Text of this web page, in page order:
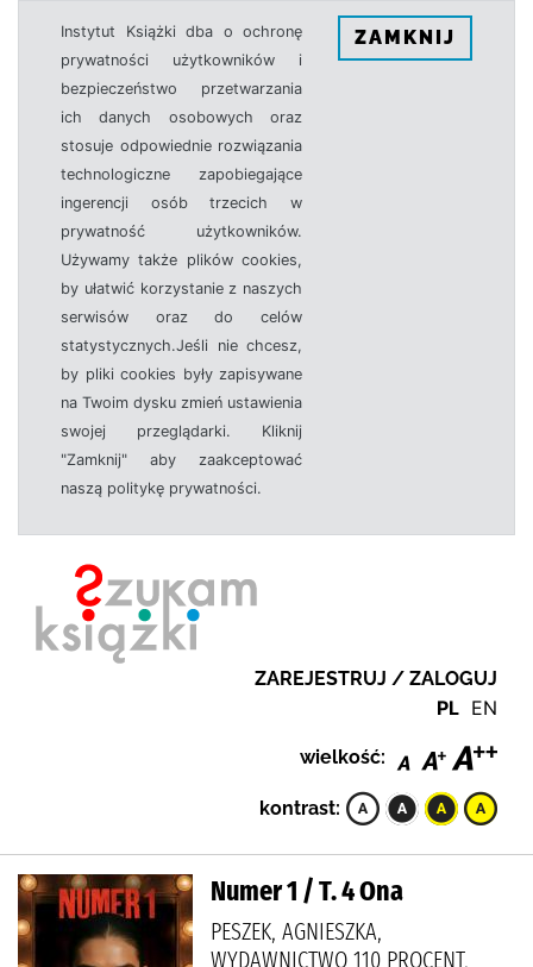
Instytut Książki dba o ochronę
prywatności użytkowników i
bezpieczeństwo przetwarzania
ich danych osobowych oraz
stosuje odpowiednie rozwiązania
technologiczne zapobiegające
ingerencji osób trzecich w
prywatność użytkowników.
Używamy także plików cookies,
by ułatwić korzystanie z naszych
serwisów oraz do celów
statystycznych.Jeśli nie chcesz,
by pliki cookies były zapisywane
na Twoim dysku zmień ustawienia
swojej przeglądarki. Kliknij
"Zamknij" aby zaakceptować
naszą politykę prywatności.
ZAMKNIJ
ZAREJESTRUJ / ZALOGUJ
PL EN
wielkość:
kontrast:
Numer 1 / T. 4 Ona
PESZEK, AGNIESZKA,
WYDAWNICTWO 110 PROCENT,